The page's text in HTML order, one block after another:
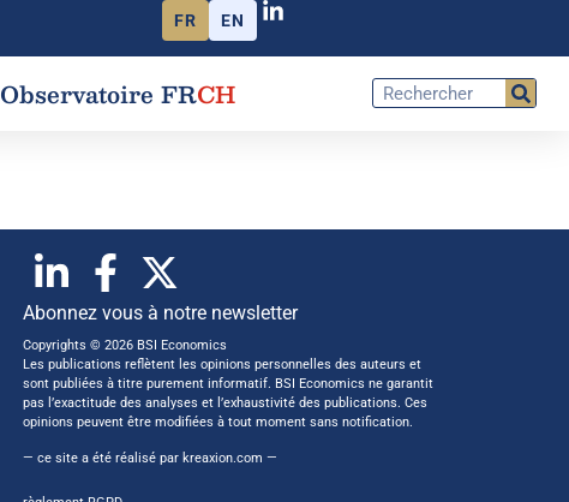
FR EN
Observatoire FRCH
Abonnez vous à notre newsletter
Copyrights © 2026 BSI Economics
Les publications reflètent les opinions personnelles des auteurs et
sont publiées à titre purement informatif. BSI Economics ne garantit
pas l’exactitude des analyses et l’exhaustivité des publications. Ces
opinions peuvent être modifiées à tout moment sans notification.
— ce site a été réalisé par kreaxion.com —